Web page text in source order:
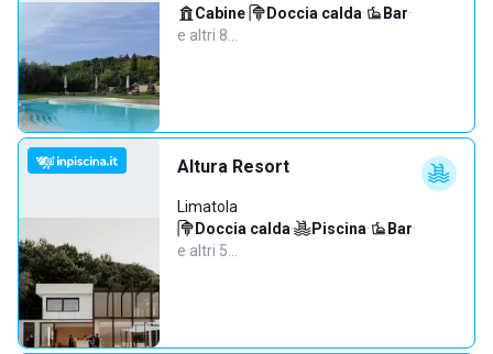
Cabine· Doccia calda· Bar·
e altri 8…
Altura Resort
Limatola
Doccia calda· Piscina· Bar·
e altri 5…